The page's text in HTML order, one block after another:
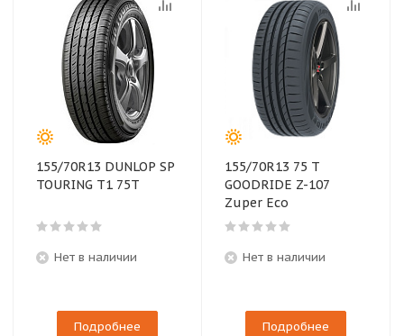
155/70R13 DUNLOP SP
TOURING T1 75T
Нет в наличии
Подробнее
155/70R13 75 T
GOODRIDE Z-107
Zuper Eco
Нет в наличии
Подробнее